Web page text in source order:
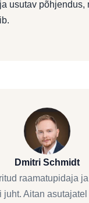
usutav põhjendus,
Dmitri Schmidt
raamatupidaja
juht. Aitan